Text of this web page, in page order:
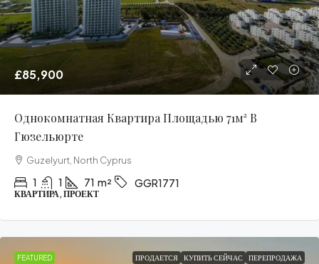
£85,900
Однокомнатная Квартира Площадью 71м² В
Гюзельюрте
Guzelyurt, North Cyprus
1 1 71 m² GGR1771
КВАРТИРА, ПРОЕКТ
FEATURED ПРОДАЕТСЯ КУПИТЬ СЕЙЧАС ПЕРЕПРОДАЖА